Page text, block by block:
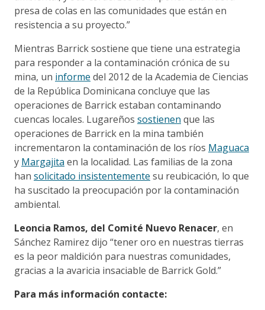
presa de colas en las comunidades que están en
resistencia a su proyecto.”
Mientras Barrick sostiene que tiene una estrategia
para responder a la contaminación crónica de su
mina, un informe del 2012 de la Academia de Ciencias
de la República Dominicana concluye que las
operaciones de Barrick estaban contaminando
cuencas locales. Lugareños sostienen que las
operaciones de Barrick en la mina también
incrementaron la contaminación de los ríos Maguaca
y Margajita en la localidad. Las familias de la zona
han solicitado insistentemente su reubicación, lo que
ha suscitado la preocupación por la contaminación
ambiental.
Leoncia Ramos, del Comité Nuevo Renacer, en
Sánchez Ramirez dijo “tener oro en nuestras tierras
es la peor maldición para nuestras comunidades,
gracias a la avaricia insaciable de Barrick Gold.”
Para más información contacte: